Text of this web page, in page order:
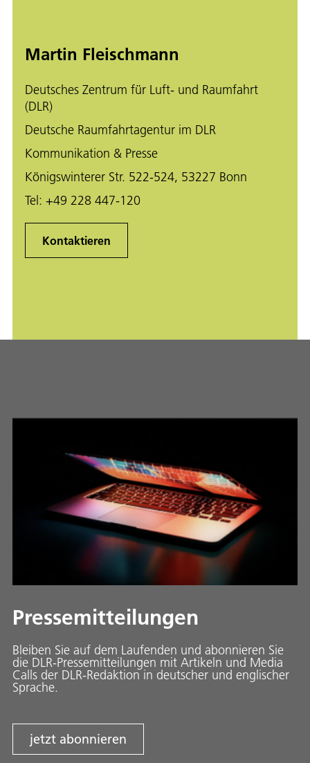
Martin Fleischmann
Deutsches Zentrum für Luft- und Raumfahrt
(DLR)
Deutsche Raumfahrtagentur im DLR
Kommunikation & Presse
Königswinterer Str. 522-524, 53227 Bonn
Tel: +49 228 447-120
Kontaktieren
Pressemitteilungen
Bleiben Sie auf dem Laufenden und abonnieren Sie
die DLR-Pressemitteilungen mit Artikeln und Media
Calls der DLR-Redaktion in deutscher und englischer
Sprache.
jetzt abonnieren